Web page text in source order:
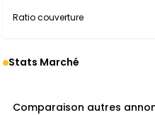
Ratio couverture
Stats Marché
Comparaison autres